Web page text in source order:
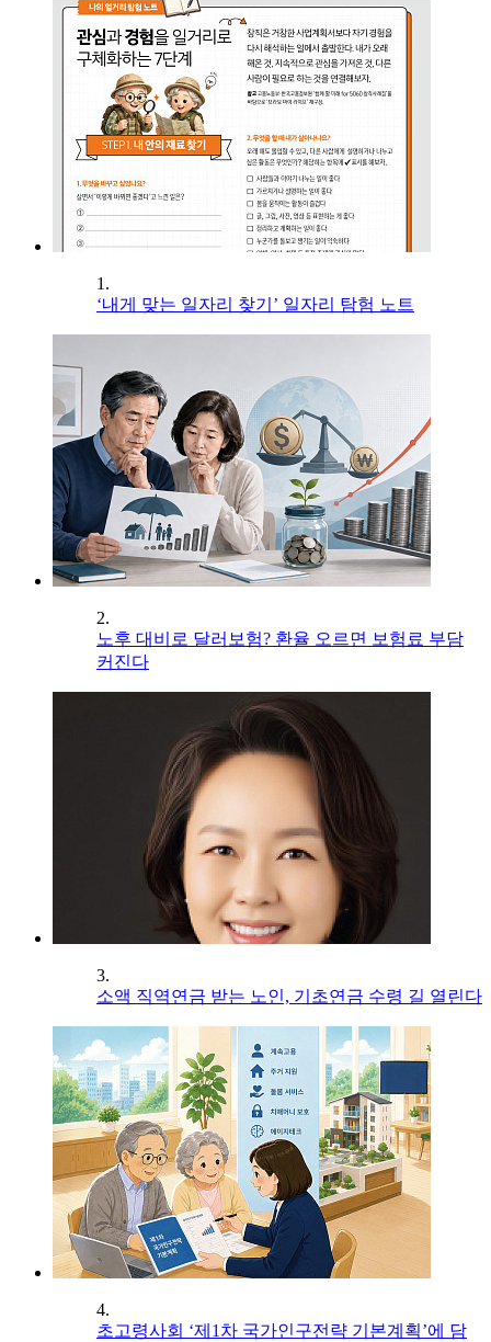
1.
‘내게 맞는 일자리 찾기’ 일자리 탐험 노트
2.
노후 대비로 달러보험? 환율 오르면 보험료 부담
커진다
3.
소액 직역연금 받는 노인, 기초연금 수령 길 열린다
4.
초고령사회 ‘제1차 국가인구전략 기본계획’에 담